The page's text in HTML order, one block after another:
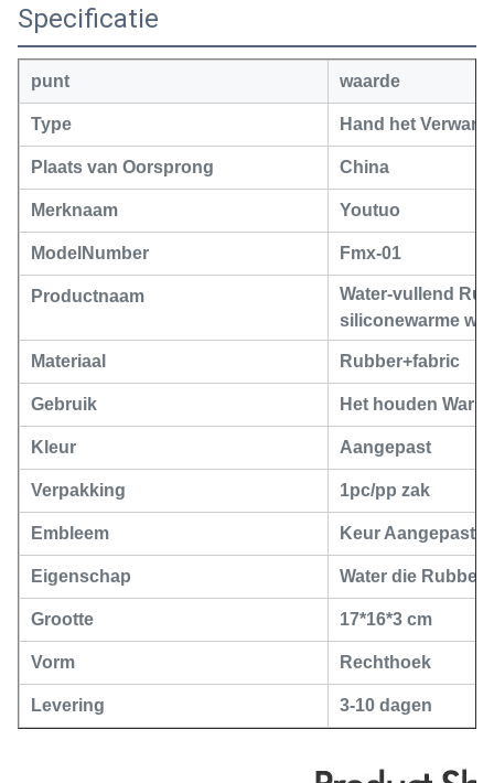
Specificatie
punt waarde
Type Hand het
Plaats van Oorsprong China
Merknaam Youtuo
ModelNumber Fmx-01
Productnaam
Water-vullend
siliconewarme
Materiaal Rubber+fabric
Gebruik Het houden Warm
Kleur Aangepast
Verpakking 1pc/pp zak
Embleem Keur Aangepast
Eigenschap Water die
Grootte 17*16*3 cm
Vorm Rechthoek
Levering 3-10 dagen